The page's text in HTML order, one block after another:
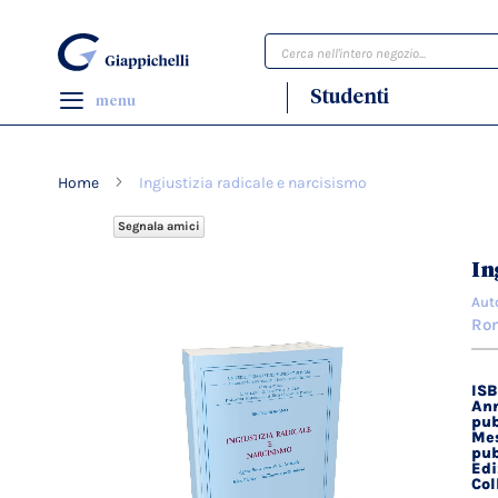
Cerca
menu Studenti
Home Ingiustizia radicale e narcisismo
Segnala amici